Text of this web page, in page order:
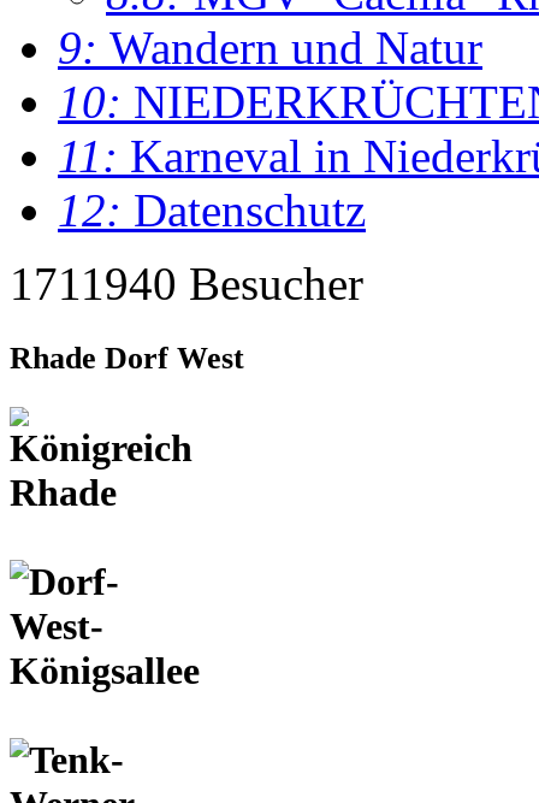
9: Wandern und Natur
10:
11: Karneval in
12: Datenschutz
1711940 Besucher
Rhade Dorf West